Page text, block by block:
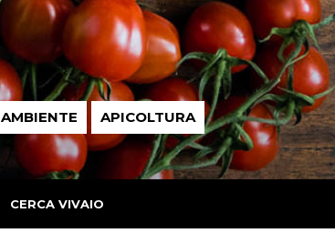
AMBIENTE APICOLTURA
CERCA VIVAIO